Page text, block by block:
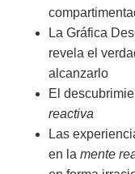
La Gráfica
revela el
alcanzarlo
El
reactiva
Las
en la mente